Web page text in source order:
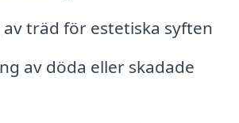
träd för estetiska syften
av döda eller skadade